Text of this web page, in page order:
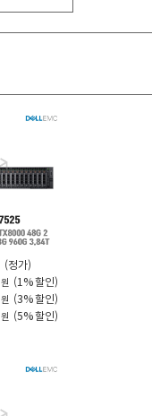
(정가)
원 (1% 할인)
원 (3% 할인)
원 (5% 할인)